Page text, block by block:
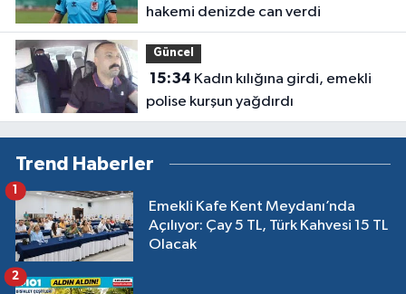
hakemi denizde can verdi
Güncel
15:34
polise kurşun yağdırdı
Trend Haberler
Emekli Kafe Kent Meydanı’nda
Açılıyor: Çay 5 TL, Türk Kahvesi 15 TL
Olacak
1
2